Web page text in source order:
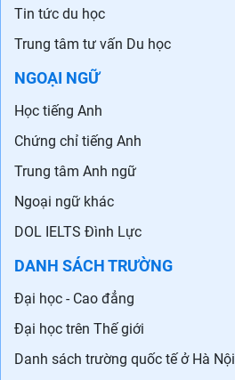
Tin tức du học
Trung tâm tư vấn Du học
NGOẠI NGỮ
Học tiếng Anh
Chứng chỉ tiếng Anh
Trung tâm Anh ngữ
Ngoại ngữ khác
DOL IELTS Đình Lực
DANH SÁCH TRƯỜNG
Đại học - Cao đẳng
Đại học trên Thế giới
Danh sách trường quốc tế ở Hà Nội